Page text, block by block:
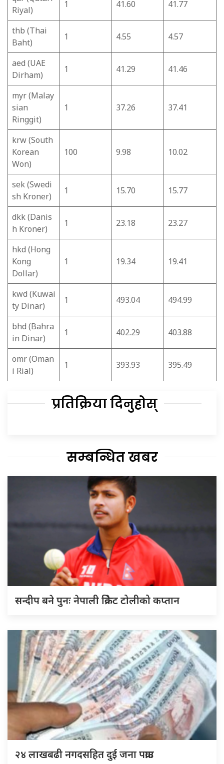
Riyal)
1 41.60 41.77
thb (Thai
Baht)
1 4.55 4.57
aed (UAE
Dirham)
1 41.29 41.46
myr (Malay
sian
Ringgit)
1 37.26 37.41
krw (South
Korean
Won)
100 9.98 10.02
sek (Swedi
sh Kroner)
1 15.70 15.77
dkk (Danis
h Kroner)
1 23.18 23.27
hkd (Hong
Kong
Dollar)
1 19.34 19.41
kwd (Kuwai
ty Dinar)
1 493.04 494.99
bhd (Bahra
in Dinar)
1 402.29 403.88
omr (Oman
i Rial)
1 393.93 395.49
प्रतिक्रिया दिनुहोस्
सम्बन्धित खबर
सन्दीप बने पुनः नेपाली क्रिकेट टोलीको कप्तान
२४ लाखबढी नगदसहित दुई जना पक्राउ